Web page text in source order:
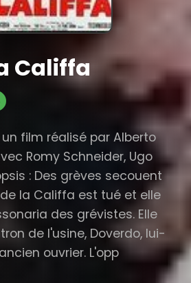
Califfa
film réalisé par Alberto
Romy Schneider, Ugo
: Des grèves secouent
de la Califfa est tué et elle
des grévistes. Elle
de l'usine, Doverdo, lui-
ouvrier. L'opp